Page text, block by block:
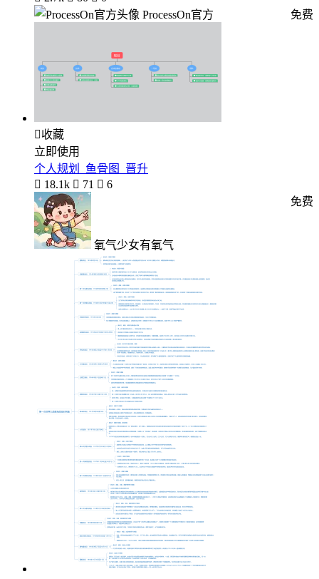
ProcessOn官方
免费
收藏
立即使用
个人规划_鱼骨图_晋升
 18.1k  71  6
氧气少女有氧气
免费